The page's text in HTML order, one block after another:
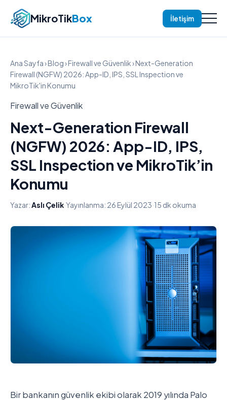
MikroTikBox İletişim
Ana Sayfa›Blog›Firewall ve Güvenlik› Next-Generation
Firewall (NGFW) 2026: App-ID, IPS, SSL Inspection ve
MikroTik'in Konumu
Firewall ve Güvenlik
Next-Generation Firewall
(NGFW) 2026: App-ID, IPS,
SSL Inspection ve MikroTik’in
Konumu
Yazar:Aslı Çelik·Yayınlanma: 26 Eylül 2023·15 dk okuma
Bir bankanın güvenlik ekibi olarak 2019 yılında Palo